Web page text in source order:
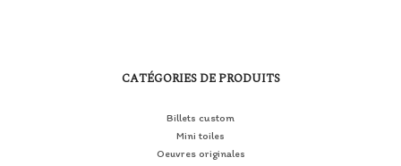
CATÉGORIES DE PRODUITS
Billets custom
Mini toiles
Oeuvres originales